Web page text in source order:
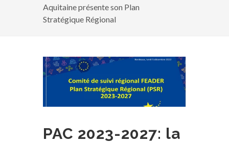
Aquitaine présente son Plan
Stratégique Régional
PAC 2023-2027: la